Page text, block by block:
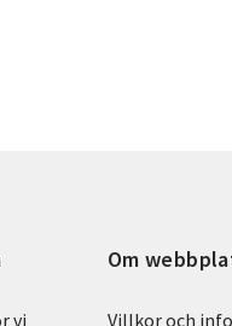
vi
Om
Villkor och